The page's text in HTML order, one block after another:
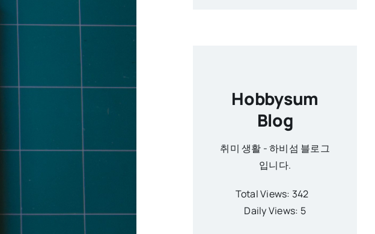
Hobbysum
Blog
취미 생활 - 하비섬 블로그
입니다.
Total Views: 342
Daily Views: 5